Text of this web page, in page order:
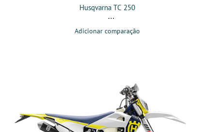
Husqvarna TC 250
Adicionar comparação